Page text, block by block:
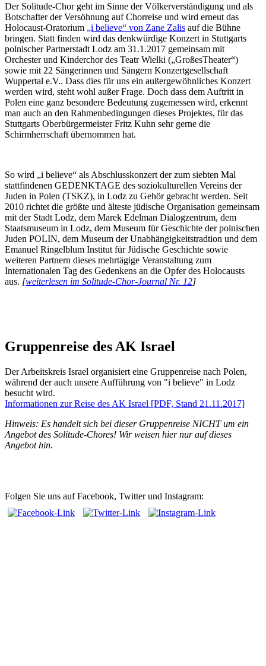
Der Solitude-Chor geht im Sinne der Völkerverständigung und als
Botschafter der Versöhnung auf Chorreise und wird erneut das
Holocaust-Oratorium „i believe“ von Zane Zalis auf die Bühne
bringen. Statt finden wird das denkwürdige Konzert in Stuttgarts
polnischer Partnerstadt Lodz am 31.1.2017 gemeinsam mit
Orchester und Kinderchor des Teatr Wielki („GroßesTheater“)
sowie mit 22 Sängerinnen und Sängern Konzertgesellschaft
Wuppertal e.V.. Dass dies für uns ein außergewöhnliches Konzert
werden wird, steht wohl außer Frage. Doch dass dem Auftritt in
Polen eine ganz besondere Bedeutung zugemessen wird, erkennt
man auch an den Rahmenbedingungen dieses Projektes, für das
Stuttgarts Oberbürgermeister Fritz Kuhn sehr gerne die
Schirmherrschaft übernommen hat.
So wird „i believe“ als Abschlusskonzert der zum siebten Mal
stattfindenen GEDENKTAGE des soziokulturellen Vereins der
Juden in Polen (TSKZ), in Lodz zu Gehör gebracht werden. Seit
2010 richtet die größte und älteste jüdische Organisation gemeinsam
mit der Stadt Lodz, dem Marek Edelman Dialogzentrum, dem
Staatsmuseum in Lodz, dem Museum für Geschichte der polnischen
Juden POLIN, dem Museum der Unabhängigkeitstradtion und dem
Emanuel Ringelblum Institut für Jüdische Geschichte sowie
weiteren Partnern dieses mehrtägige Veranstaltung zum
Internationalen Tag des Gedenkens an die Opfer des Holocausts
aus. [weiterlesen im Solitude-Chor-Journal Nr. 12]
Gruppenreise des AK Israel
Der Arbeitskreis Israel organisiert eine Gruppenreise nach Polen,
während der auch unsere Aufführung von "i believe" in Lodz
besucht wird.
Informationen zur Reise des AK Israel [PDF, Stand 21.11.2017]
Hinweis: Es handelt sich bei dieser Gruppenreise NICHT um ein
Angebot des Solitude-Chores! Wir weisen hier nur auf dieses
Angebot hin.
Folgen Sie uns auf Facebook, Twitter und Instagram: